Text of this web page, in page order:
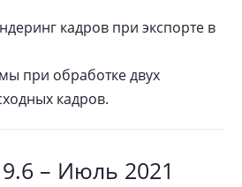
кадров при экспорте в
при обработке двух
кадров.
– Июль 2021